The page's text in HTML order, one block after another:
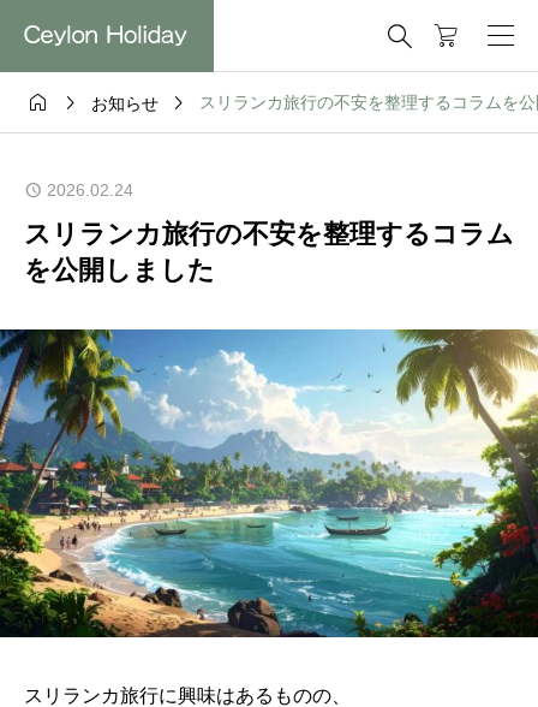

  お知らせ  スリランカ旅行の不安を整理するコラムを
2026.02.24
スリランカ旅行の不安を整理するコラム
を公開しました
スリランカ旅行に興味はあるものの、